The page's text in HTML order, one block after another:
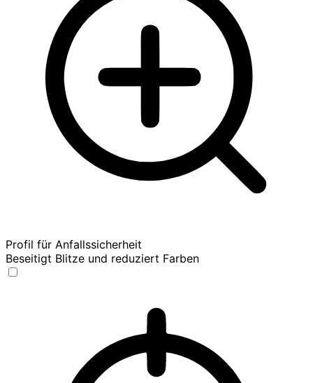
Profil für Anfallssicherheit
Beseitigt Blitze und reduziert Farben